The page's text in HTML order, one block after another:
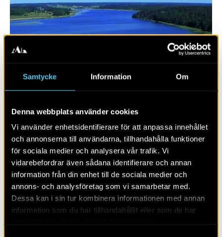
Samtycke Information Om
Denna webbplats använder cookies
Vi använder enhetsidentifierare för att anpassa innehållet
och annonserna till användarna, tillhandahålla funktioner
för sociala medier och analysera vår trafik. Vi
vidarebefordrar även sådana identifierare och annan
information från din enhet till de sociala medier och
annons- och analysföretag som vi samarbetar med.
Dessa kan i sin tur kombinera informationen med annan
information som du har tillhandahållit eller som de har
På höjden i Til